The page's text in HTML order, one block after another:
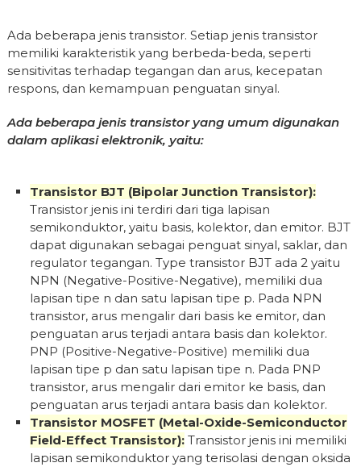
Ada beberapa jenis transistor. Setiap jenis transistor
memiliki karakteristik yang berbeda-beda, seperti
sensitivitas terhadap tegangan dan arus, kecepatan
respons, dan kemampuan penguatan sinyal.
Ada beberapa jenis transistor yang umum digunakan
dalam aplikasi elektronik, yaitu:
Transistor BJT (Bipolar Junction Transistor):
Transistor jenis ini terdiri dari tiga lapisan
semikonduktor, yaitu basis, kolektor, dan emitor. BJT
dapat digunakan sebagai penguat sinyal, saklar, dan
regulator tegangan. Type transistor BJT ada 2 yaitu
NPN (Negative-Positive-Negative), memiliki dua
lapisan tipe n dan satu lapisan tipe p. Pada NPN
transistor, arus mengalir dari basis ke emitor, dan
penguatan arus terjadi antara basis dan kolektor.
PNP (Positive-Negative-Positive) memiliki dua
lapisan tipe p dan satu lapisan tipe n. Pada PNP
transistor, arus mengalir dari emitor ke basis, dan
penguatan arus terjadi antara basis dan kolektor.
Transistor MOSFET (Metal-Oxide-Semiconductor
Field-Effect Transistor): Transistor jenis ini memiliki
lapisan semikonduktor yang terisolasi dengan oksida